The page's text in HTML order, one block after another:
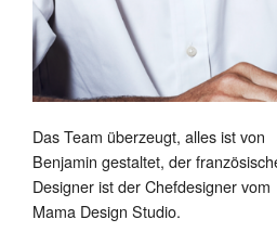
Das Team überzeugt, alles ist von
Benjamin gestaltet, der
Designer ist der Chefdesigner vom
Mama Design Studio.